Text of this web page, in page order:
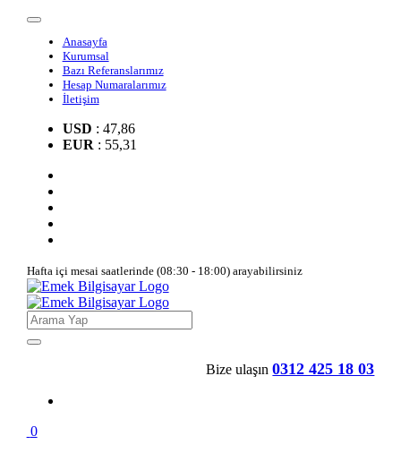
Anasayfa
Kurumsal
Bazı Referanslarımız
Hesap Numaralarımız
İletişim
USD : 47,86
EUR : 55,31
Hafta içi mesai saatlerinde (08:30 - 18:00) arayabilirsiniz
Bize ulaşın 0312 425 18 03
0